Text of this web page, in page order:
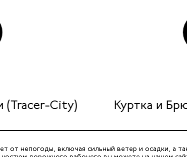
(Tracer-City) Куртка и
непогоды, включая сильный ветер и осадки, а